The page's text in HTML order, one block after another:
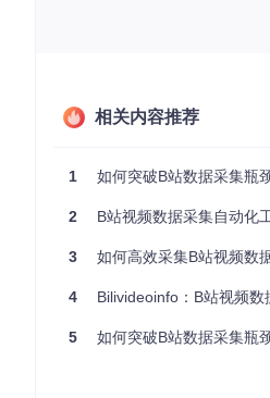
0%。
录。
市场调研领域
相关内容推荐
1 如何突破B站数据采集瓶
2 B站视频数据采集自动化
3 如何高效采集B站视频数
4 Bilivideoinfo：B站视频
5 如何突破B站数据采集瓶